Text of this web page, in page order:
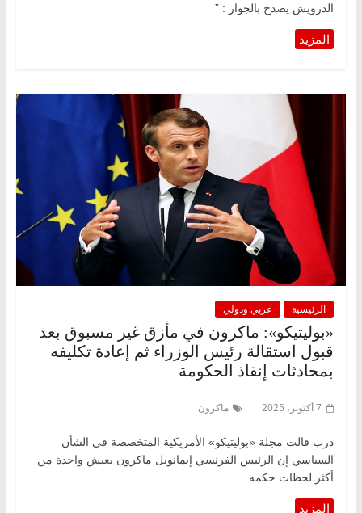
الدرويش يصدح بالجوار : ”
الرئيسية عربي ودولي
«بوليتيكو»: ماكرون في مأزق غير مسبوق بعد
قبول استقالة رئيس الوزراء ثم إعادة تكليفه
بمحادثات إنقاذ الحكومة
7 أكتوبر، 2025 ماكرون
درب قالت مجلة «بوليتيكو» الأمريكية المتخصصة في الشأن
السياسي إن الرئيس الفرنسي إيمانويل ماكرون يعيش واحدة من
أكثر لحظات حكمه